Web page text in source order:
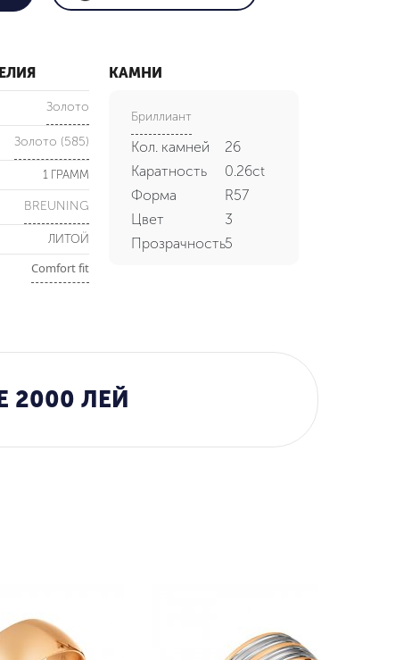
Золото
Золото (585)
1 ГРАММ
BREUNING
ЛИТОЙ
Comfort fit
КАМНИ
Бриллиант
Кол. камней
26
Каратность
0.26ct
Форма
R57
Цвет
3
Прозрачность5
2000 ЛЕЙ